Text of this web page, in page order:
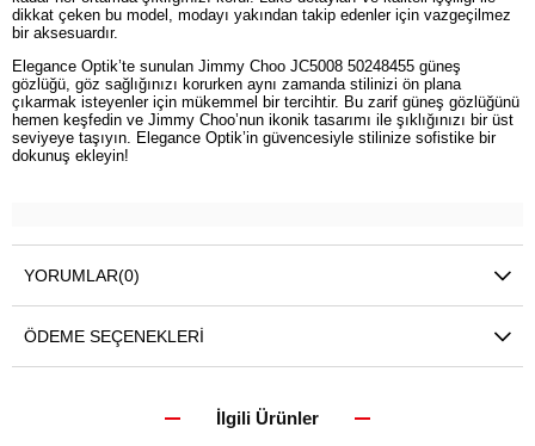
dikkat çeken bu model, modayı yakından takip edenler için vazgeçilmez
bir aksesuardır.
Elegance Optik’te sunulan Jimmy Choo JC5008 50248455 güneş
gözlüğü, göz sağlığınızı korurken aynı zamanda stilinizi ön plana
çıkarmak isteyenler için mükemmel bir tercihtir. Bu zarif güneş gözlüğünü
hemen keşfedin ve Jimmy Choo’nun ikonik tasarımı ile şıklığınızı bir üst
seviyeye taşıyın. Elegance Optik’in güvencesiyle stilinize sofistike bir
dokunuş ekleyin!
YORUMLAR(0)
ÖDEME SEÇENEKLERI
İlgili Ürünler